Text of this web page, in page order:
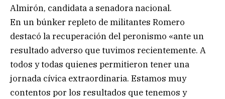
Almirón, candidata a senadora nacional.
En un búnker repleto de militantes Romero
destacó la recuperación del peronismo «ante un
resultado adverso que tuvimos recientemente. A
todos y todas quienes permitieron tener una
jornada cívica extraordinaria. Estamos muy
contentos por los resultados que tenemos y